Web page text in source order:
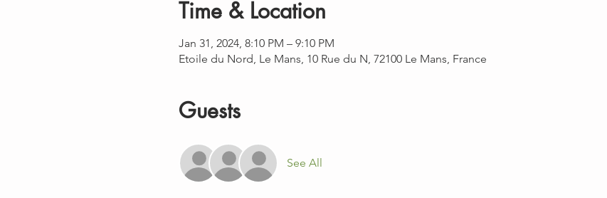
Time & Location
Jan 31, 2024, 8:10 PM – 9:10 PM
Etoile du Nord, Le Mans, 10 Rue du N, 72100 Le Mans, France
Guests
See All